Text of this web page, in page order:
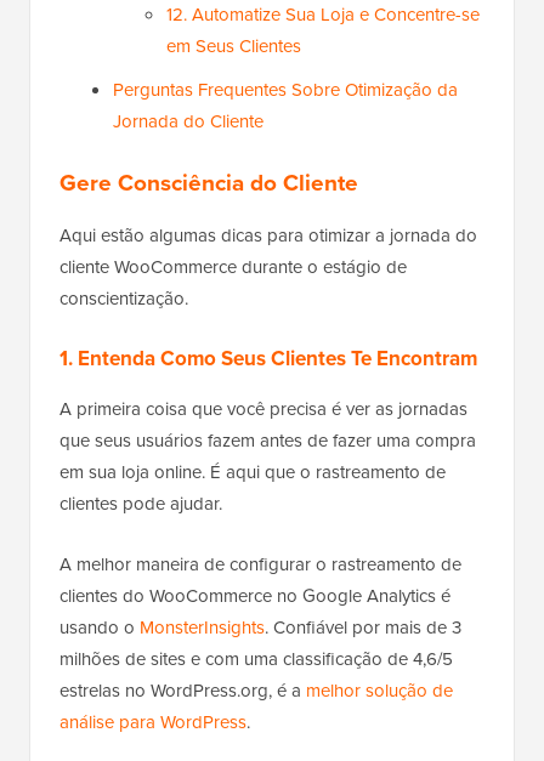
12. Automatize Sua Loja e Concentre-se
em Seus Clientes
Perguntas Frequentes Sobre Otimização da
Jornada do Cliente
Gere Consciência do Cliente
Aqui estão algumas dicas para otimizar a jornada do
cliente WooCommerce durante o estágio de
conscientização.
1. Entenda Como Seus Clientes Te Encontram
A primeira coisa que você precisa é ver as jornadas
que seus usuários fazem antes de fazer uma compra
em sua loja online. É aqui que o rastreamento de
clientes pode ajudar.
A melhor maneira de configurar o rastreamento de
clientes do WooCommerce no Google Analytics é
usando o MonsterInsights. Confiável por mais de 3
milhões de sites e com uma classificação de 4,6/5
estrelas no WordPress.org, é a melhor solução de
análise para WordPress.